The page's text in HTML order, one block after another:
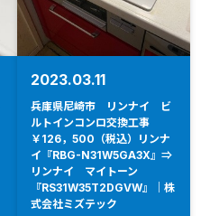
2023.03.11
兵庫県尼崎市 リンナイ ビ
ルトインコンロ交換工事
￥126，500（税込）リンナ
イ『RBG-N31W5GA3X』⇒
リンナイ マイトーン
『RS31W35T2DGVW』｜株
式会社ミズテック